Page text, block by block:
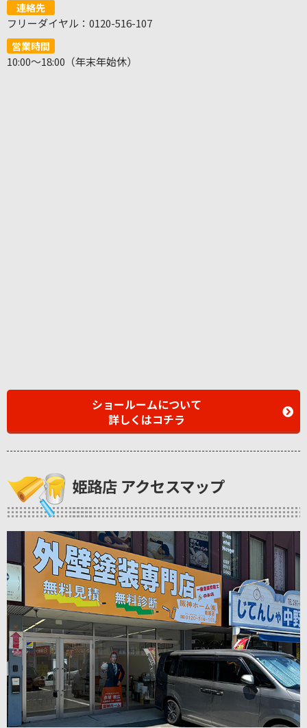
連絡先
フリーダイヤル：0120-516-107
営業時間
10:00～18:00（年末年始休）
ショールームについて
詳しくはコチラ
姫路店 アクセスマップ